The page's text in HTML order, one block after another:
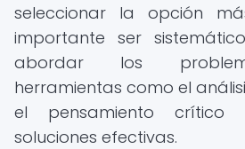
seleccionar la opción
importante ser
abordar los
herramientas como el
el pensamiento
soluciones efectivas.